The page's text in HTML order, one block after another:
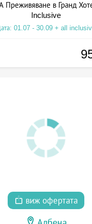
Преживяване в Гранд
Inclusive
01.07 - 30.09 + all
виж офертата